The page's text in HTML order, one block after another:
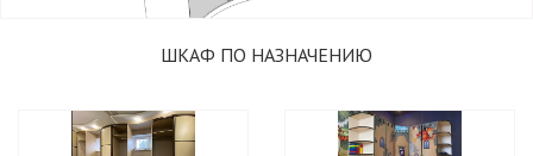
ШКАФ ПО НАЗНАЧЕНИЮ